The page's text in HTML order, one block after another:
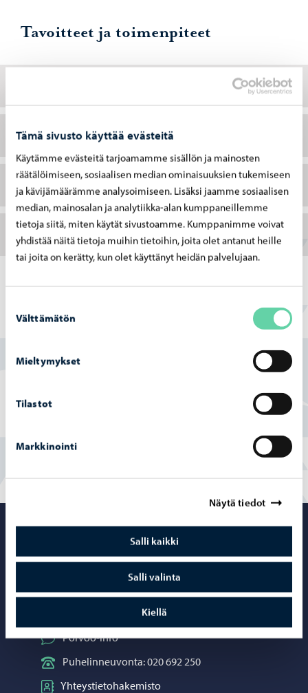
Tämä sivusto käyttää evästeitä
Käytämme evästeitä tarjoamamme sisällön ja mainosten
räätälöimiseen, sosiaalisen median ominaisuuksien tukemiseen
ja kävijämäärämme analysoimiseen. Lisäksi jaamme sosiaalisen
median, mainosalan ja analytiikka-alan kumppaneillemme
tietoja siitä, miten käytät sivustoamme. Kumppanimme voivat
yhdistää näitä tietoja muihin tietoihin, joita olet antanut heille
tai joita on kerätty, kun olet käyttänyt heidän palvelujaan.
valinta
Välttämätön
Mieltymykset
Tilastot
Markkinointi
Näytä tiedot
Salli kaikki
Salli valinta
Kiellä
Tavoitteet ja toimenpiteet
Kaupunkikehityksen toimiala
Konsernipalveluiden toimiala
Porvoon vesi
Löysitkö etsimäsi tiedon tältä sivulta?
Porvoo –
Porvoo-info
Puhelinneuvonta: 020 692 250
Yhteystietohakemisto